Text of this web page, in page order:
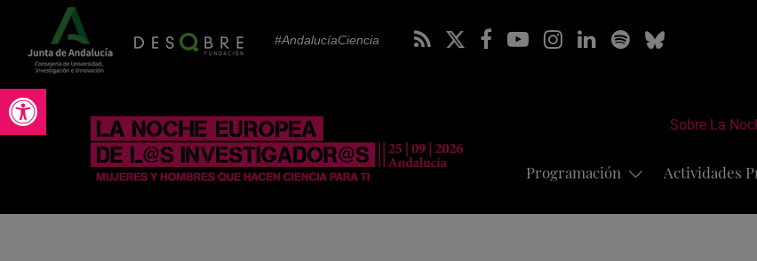
Abrir barra de herramientas
#AndalucíaCiencia
Sobre La
Programación Actividades